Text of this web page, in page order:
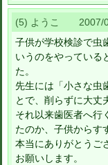
(5) ようこ 2007/
子供が学校検診で虫
いうのをやっている
た。
先生には「小さな虫
とで、削らずに大丈
それ以来歯医者へ行
たのか、子供からす
本当にありがとうご
お願いします。